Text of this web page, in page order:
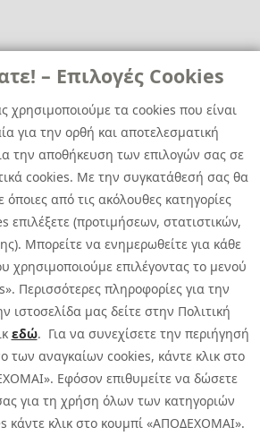
– Επιλογές Cookies
χρησιμοποιούμε τα cookies που είναι
για την ορθή και αποτελεσματική
την αποθήκευση των επιλογών σας σε
cookies. Με την συγκατάθεσή σας θα
από τις ακόλουθες κατηγορίες
επιλέξετε (προτιμήσεων, στατιστικών,
Μπορείτε να ενημερωθείτε για κάθε
χρησιμοποιούμε επιλέγοντας το μενού
Περισσότερες πληροφορίες για την
ιστοσελίδα μας δείτε στην Πολιτική
εδώ. Για να συνεχίσετε την περιήγησή
των αναγκαίων cookies, κάντε κλικ στο
Εφόσον επιθυμείτε να δώσετε
για τη χρήση όλων των κατηγοριών
κάντε κλικ στο κουμπί «ΑΠΟΔΕΧΟΜΑΙ».